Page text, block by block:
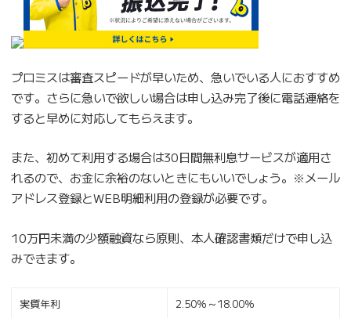
プロミスは審査スピードが早いため、急いでいる人におすすめ
です。さらに急いで欲しい場合は申し込み完了後に電話連絡を
すると早めに対応してもらえます。
また、初めて利用する場合は30日間無利息サービスが適用さ
れるので、お金に余裕のないときにもいいでしょう。※メール
アドレス登録とWEB明細利用の登録が必要です。
10万円未満の少額融資なら原則、本人確認書類だけで申し込
みできます。
実質年利 2.50％～18.00％